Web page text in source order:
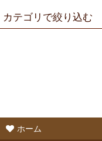
表示数
カテゴリで絞り込む
サークル・敷物
ホーム